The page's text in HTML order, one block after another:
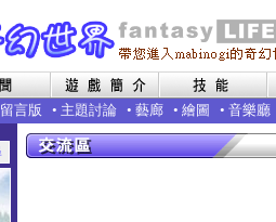
留言版 • 主題討論 • 藝廊 • 繪圖 • 音樂廳